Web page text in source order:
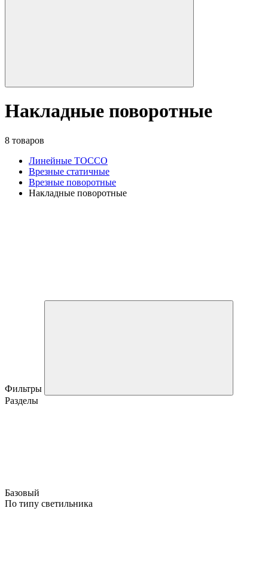
Накладные поворотные
8 товаров
Линейные TOCCO
Врезные статичные
Врезные поворотные
Накладные поворотные
Фильтры
Разделы
Базовый
По типу светильника